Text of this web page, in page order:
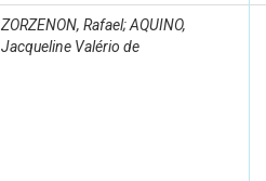
ZORZENON, Rafael; AQUINO,
Jacqueline Valério de